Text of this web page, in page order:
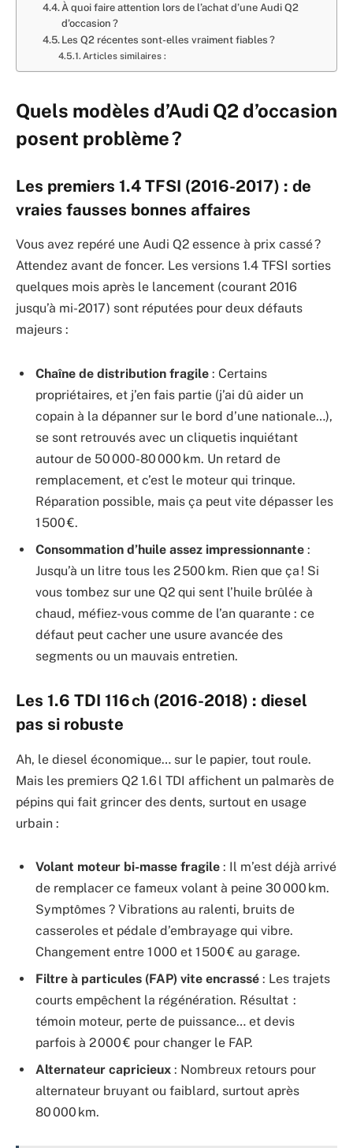
À quoi faire attention lors de l’achat d’une Audi Q2
d’occasion ?
Les Q2 récentes sont-elles vraiment fiables ?
Articles similaires :
Quels modèles d’Audi Q2 d’occasion
posent problème ?
Les premiers 1.4 TFSI (2016-2017) : de
vraies fausses bonnes affaires
Vous avez repéré une Audi Q2 essence à prix cassé ?
Attendez avant de foncer. Les versions 1.4 TFSI sorties
quelques mois après le lancement (courant 2016
jusqu’à mi-2017) sont réputées pour deux défauts
majeurs :
Chaîne de distribution fragile : Certains
propriétaires, et j’en fais partie (j’ai dû aider un
copain à la dépanner sur le bord d’une nationale…),
se sont retrouvés avec un cliquetis inquiétant
autour de 50 000-80 000 km. Un retard de
remplacement, et c’est le moteur qui trinque.
Réparation possible, mais ça peut vite dépasser les
1 500 €.
Consommation d’huile assez impressionnante :
Jusqu’à un litre tous les 2 500 km. Rien que ça ! Si
vous tombez sur une Q2 qui sent l’huile brûlée à
chaud, méfiez-vous comme de l’an quarante : ce
défaut peut cacher une usure avancée des
segments ou un mauvais entretien.
Les 1.6 TDI 116 ch (2016-2018) : diesel
pas si robuste
Ah, le diesel économique… sur le papier, tout roule.
Mais les premiers Q2 1.6 l TDI affichent un palmarès de
pépins qui fait grincer des dents, surtout en usage
urbain :
Volant moteur bi-masse fragile : Il m’est déjà arrivé
de remplacer ce fameux volant à peine 30 000 km.
Symptômes ? Vibrations au ralenti, bruits de
casseroles et pédale d’embrayage qui vibre.
Changement entre 1 000 et 1 500 € au garage.
Filtre à particules (FAP) vite encrassé : Les trajets
courts empêchent la régénération. Résultat :
témoin moteur, perte de puissance… et devis
parfois à 2 000 € pour changer le FAP.
Alternateur capricieux : Nombreux retours pour
alternateur bruyant ou faiblard, surtout après
80 000 km.